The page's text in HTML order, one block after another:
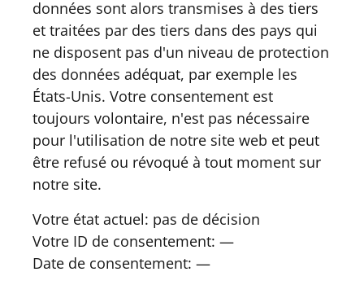
données sont alors transmises à des tiers
et traitées par des tiers dans des pays qui
ne disposent pas d'un niveau de protection
des données adéquat, par exemple les
États-Unis. Votre consentement est
toujours volontaire, n'est pas nécessaire
pour l'utilisation de notre site web et peut
être refusé ou révoqué à tout moment sur
notre site.
Votre état actuel: pas de décision
Votre ID de consentement: —
Date de consentement: —